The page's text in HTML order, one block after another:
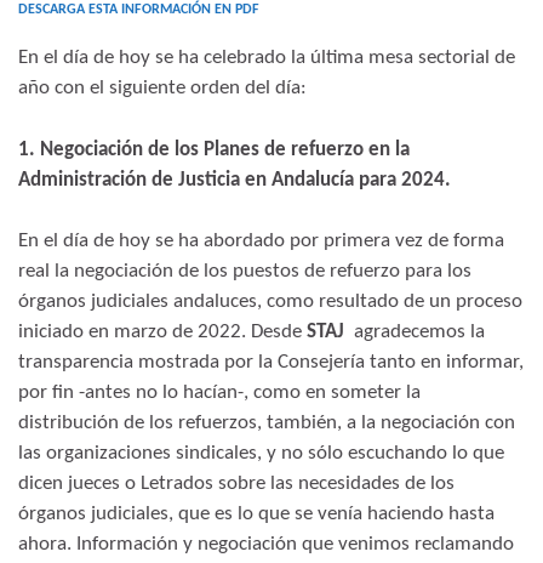
DESCARGA ESTA INFORMACIÓN EN PDF
En el día de hoy se ha celebrado la última mesa sectorial de
año con el siguiente orden del día:
1. Negociación de los Planes de refuerzo en la
Administración de Justicia en Andalucía para 2024.
En el día de hoy se ha abordado por primera vez de forma
real la negociación de los puestos de refuerzo para los
órganos judiciales andaluces, como resultado de un proceso
iniciado en marzo de 2022. Desde STAJ agradecemos la
transparencia mostrada por la Consejería tanto en informar,
por fin -antes no lo hacían-, como en someter la
distribución de los refuerzos, también, a la negociación con
las organizaciones sindicales, y no sólo escuchando lo que
dicen jueces o Letrados sobre las necesidades de los
órganos judiciales, que es lo que se venía haciendo hasta
ahora. Información y negociación que venimos reclamando